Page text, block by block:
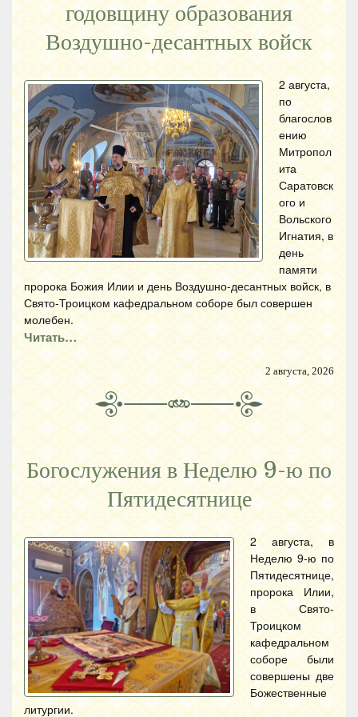
годовщину образования
Воздушно-десантных войск
2 августа,
по
благослов
ению
Митропол
ита
Саратовск
ого и
Вольского
Игнатия, в
день
памяти
пророка Божия Илии и день Воздушно-десантных войск, в
Свято-Троицком кафедральном соборе был совершен
молебен.
Читать…
2 августа, 2026
Богослужения в Неделю 9-ю по
Пятидесятнице
2 августа, в
Неделю 9-ю по
Пятидесятнице,
пророка Илии,
в Свято-
Троицком
кафедральном
соборе были
совершены две
Божественные
литургии.